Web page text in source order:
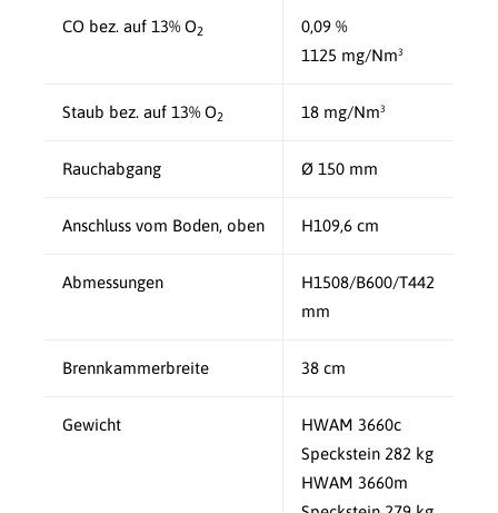
CO bez. auf 13% O2
0,09 %
1125 mg/Nm³
Staub bez. auf 13% O2 18 mg/Nm³
Rauchabgang Ø 150 mm
Anschluss vom Boden, oben H109,6 cm
Abmessungen
H1508/B600/T442
mm
Brennkammerbreite 38 cm
Gewicht
HWAM 3660c
Speckstein 282 kg
HWAM 3660m